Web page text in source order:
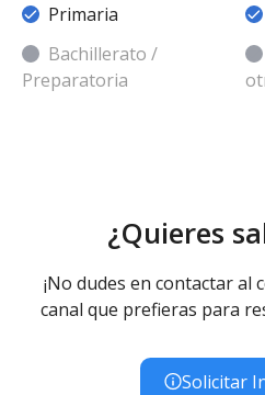
Primaria
Bachillerato /
Preparatoria
¿Quieres
¡No dudes en contactar al
canal que prefieras para
Solicitar